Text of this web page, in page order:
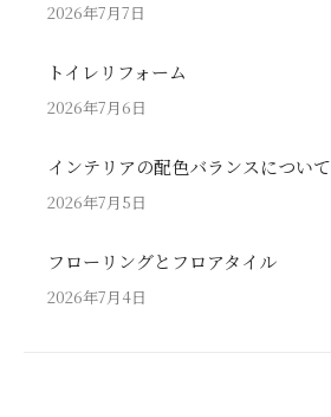
2026年7月7日
トイレリフォーム
2026年7月6日
インテリアの配色バランスについて
2026年7月5日
フローリングとフロアタイル
2026年7月4日